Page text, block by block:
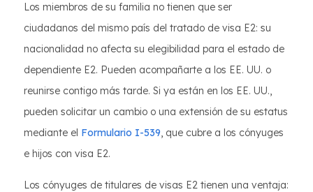
Los miembros de su familia no tienen que ser
ciudadanos del mismo país del tratado de visa E2: su
nacionalidad no afecta su elegibilidad para el estado de
dependiente E2. Pueden acompañarte a los EE. UU. o
reunirse contigo más tarde. Si ya están en los EE. UU.,
pueden solicitar un cambio o una extensión de su estatus
mediante el Formulario I-539, que cubre a los cónyuges
e hijos con visa E2.
Los cónyuges de titulares de visas E2 tienen una ventaja: